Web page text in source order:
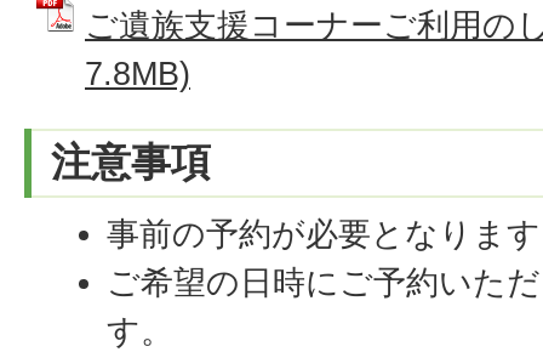
ご遺族支援コーナーご利用の
7.8MB)
注意事項
事前の予約が必要となりま
ご希望の日時にご予約いた
す。